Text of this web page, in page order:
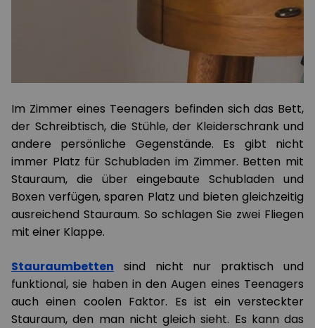
Im Zimmer eines Teenagers befinden sich das Bett,
der Schreibtisch, die Stühle, der Kleiderschrank und
andere persönliche Gegenstände. Es gibt nicht
immer Platz für Schubladen im Zimmer. Betten mit
Stauraum, die über eingebaute Schubladen und
Boxen verfügen, sparen Platz und bieten gleichzeitig
ausreichend Stauraum. So schlagen Sie zwei Fliegen
mit einer Klappe.
Stauraumbetten sind nicht nur praktisch und
funktional, sie haben in den Augen eines Teenagers
auch einen coolen Faktor. Es ist ein versteckter
Stauraum, den man nicht gleich sieht. Es kann das